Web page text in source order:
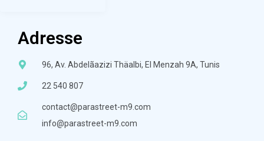
Adresse
96, Av. Abdelãazizi Thäalbi, El Menzah 9A, Tunis
22 540 807
contact@parastreet-m9.com
info@parastreet-m9.com